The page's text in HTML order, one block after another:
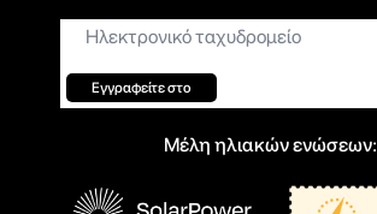
Ηλεκτρονικό
ταχυδρομείο*
Εγγραφείτε στο
Μέλη ηλιακών ενώσεων: